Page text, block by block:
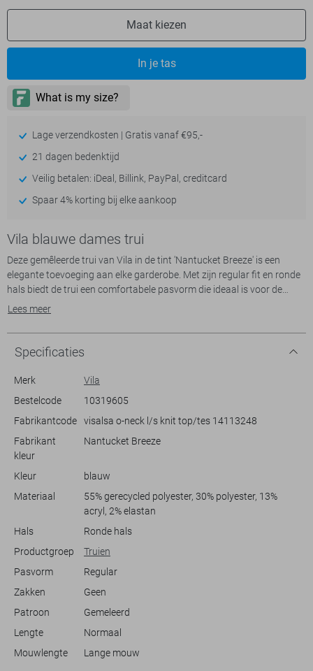
Maat kiezen
In je tas
Lage verzendkosten | Gratis vanaf €95,-
21 dagen bedenktijd
Veilig betalen: iDeal, Billink, PayPal, creditcard
Spaar 4% korting bij elke aankoop
Vila blauwe dames trui
Deze gemêleerde trui van Vila in de tint 'Nantucket Breeze' is een
elegante toevoeging aan elke garderobe. Met zijn regular fit en ronde
hals biedt de trui een comfortabele pasvorm die ideaal is voor de
lente. De delicate zigzagpatroon geeft een verfijnde uitstraling, terwijl
stof maakt de trui perfect voor zowel casual als semi-formele
gelegenheden.
Dankzij het veelzijdige ontwerp van deze Vila trui is het combineren
nette pantalon voor een stijlvolle kantoorlook, of op je favoriete jeans
voor een meer ontspannen uitstraling. Of je nu een dag op kantoor
hebt of een weekendbrunch met vrienden, deze trui biedt niet alleen
comfort maar ook een vleugje klasse aan elke outfit.
Lees meer
Specificaties
Merk
Vila
Bestelcode
10319605
Fabrikantcode
visalsa o-neck l/s knit top/tes 14113248
Fabrikant
kleur
Nantucket Breeze
Kleur
blauw
Materiaal
55% gerecycled polyester, 30% polyester, 13%
acryl, 2% elastan
Hals
Ronde hals
Productgroep
Truien
Pasvorm
Regular
Zakken
Geen
Patroon
Gemeleerd
Lengte
Normaal
Mouwlengte
Lange mouw